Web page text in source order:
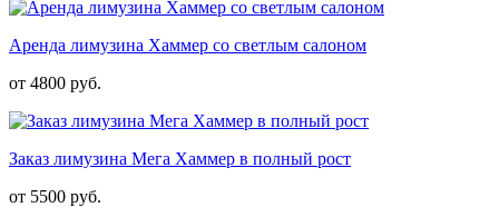
Аренда лимузина Хаммер со светлым салоном
от 4800 руб.
Заказ лимузина Мега Хаммер в полный рост
от 5500 руб.